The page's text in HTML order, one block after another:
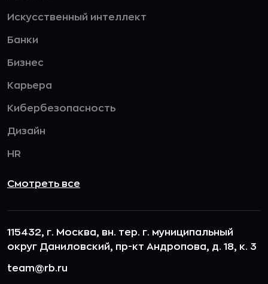
Искусственный интеллект
Банки
Бизнес
Карьера
Кибербезопасность
Дизайн
HR
Смотреть все
115432, г. Москва, вн. тер. г. муниципальный
округ Даниловский, пр-кт Андропова, д. 18, к. 3
team@rb.ru